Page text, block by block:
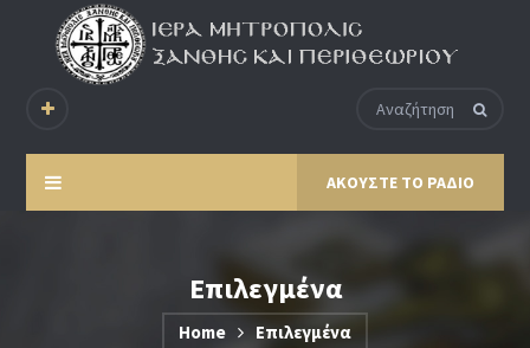
ΑΚΟΥΣΤΕ ΤΟ ΡΑΔΙΟ
Επιλεγμένα
Home Επιλεγμένα